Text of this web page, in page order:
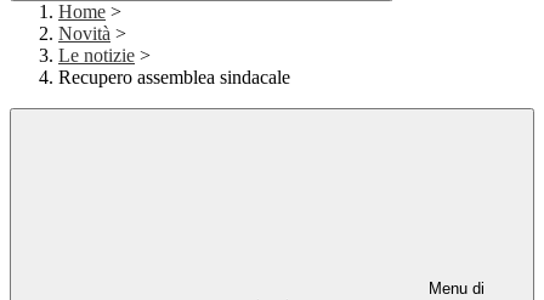
Home >
Novità >
Le notizie >
Recupero assemblea sindacale
Menu di